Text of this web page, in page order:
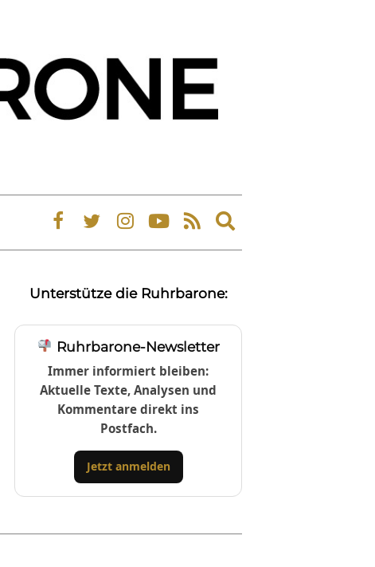
Expand
search
Unterstütze die Ruhrbarone:
Ruhrbarone-Newsletter
Immer informiert bleiben:
Aktuelle Texte, Analysen und
Kommentare direkt ins
Postfach.
Jetzt anmelden